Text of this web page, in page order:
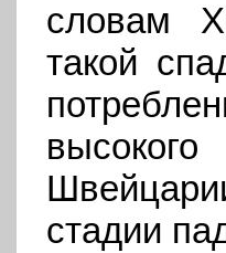
словам
такой
стадии